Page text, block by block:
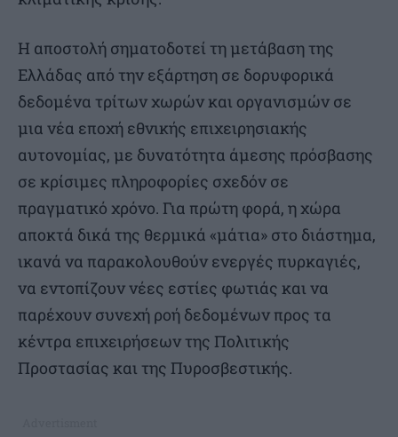
Η αποστολή σηματοδοτεί τη μετάβαση της
Ελλάδας από την εξάρτηση σε δορυφορικά
δεδομένα τρίτων χωρών και οργανισμών σε
μια νέα εποχή εθνικής επιχειρησιακής
αυτονομίας, με δυνατότητα άμεσης πρόσβασης
σε κρίσιμες πληροφορίες σχεδόν σε
πραγματικό χρόνο. Για πρώτη φορά, η χώρα
αποκτά δικά της θερμικά «μάτια» στο διάστημα,
ικανά να παρακολουθούν ενεργές πυρκαγιές,
να εντοπίζουν νέες εστίες φωτιάς και να
παρέχουν συνεχή ροή δεδομένων προς τα
κέντρα επιχειρήσεων της Πολιτικής
Προστασίας και της Πυροσβεστικής.